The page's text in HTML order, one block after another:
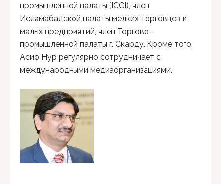
промышленной палаты (ICCI), член
Исламабадской палаты мелких торговцев и
малых предприятий, член Торгово-
промышленной палаты г. Скарду. Кроме того,
Асиф Нур регулярно сотрудничает с
международными медиаорганизациями.